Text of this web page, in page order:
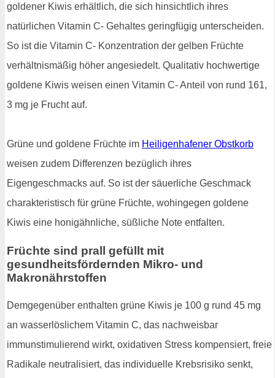
goldener Kiwis erhältlich, die sich hinsichtlich ihres
natürlichen Vitamin C- Gehaltes geringfügig unterscheiden.
So ist die Vitamin C- Konzentration der gelben Früchte
verhältnismäßig höher angesiedelt. Qualitativ hochwertige
goldene Kiwis weisen einen Vitamin C- Anteil von rund 161,
3 mg je Frucht auf.
Grüne und goldene Früchte im Heiligenhafener Obstkorb
weisen zudem Differenzen bezüglich ihres
Eigengeschmacks auf. So ist der säuerliche Geschmack
charakteristisch für grüne Früchte, wohingegen goldene
Kiwis eine honigähnliche, süßliche Note entfalten.
Früchte sind prall gefüllt mit
gesundheitsfördernden Mikro- und
Makronährstoffen
Demgegenüber enthalten grüne Kiwis je 100 g rund 45 mg
an wasserlöslichem Vitamin C, das nachweisbar
immunstimulierend wirkt, oxidativen Stress kompensiert, freie
Radikale neutralisiert, das individuelle Krebsrisiko senkt,